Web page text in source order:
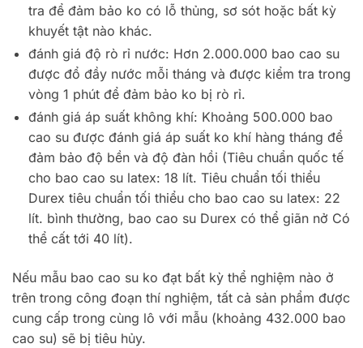
tra để đảm bảo ko có lỗ thủng, sơ sót hoặc bất kỳ
khuyết tật nào khác.
đánh giá độ rò rỉ nước: Hơn 2.000.000 bao cao su
được đổ đầy nước mỗi tháng và được kiểm tra trong
vòng 1 phút để đảm bảo ko bị rò rỉ.
đánh giá áp suất không khí: Khoảng 500.000 bao
cao su được đánh giá áp suất ko khí hàng tháng để
đảm bảo độ bền và độ đàn hồi (Tiêu chuẩn quốc tế
cho bao cao su latex: 18 lít. Tiêu chuẩn tối thiểu
Durex tiêu chuẩn tối thiểu cho bao cao su latex: 22
lít. bình thường, bao cao su Durex có thể giãn nở Có
thể cất tới 40 lít).
Nếu mẫu bao cao su ko đạt bất kỳ thể nghiệm nào ở
trên trong công đoạn thí nghiệm, tất cả sản phẩm được
cung cấp trong cùng lô với mẫu (khoảng 432.000 bao
cao su) sẽ bị tiêu hủy.